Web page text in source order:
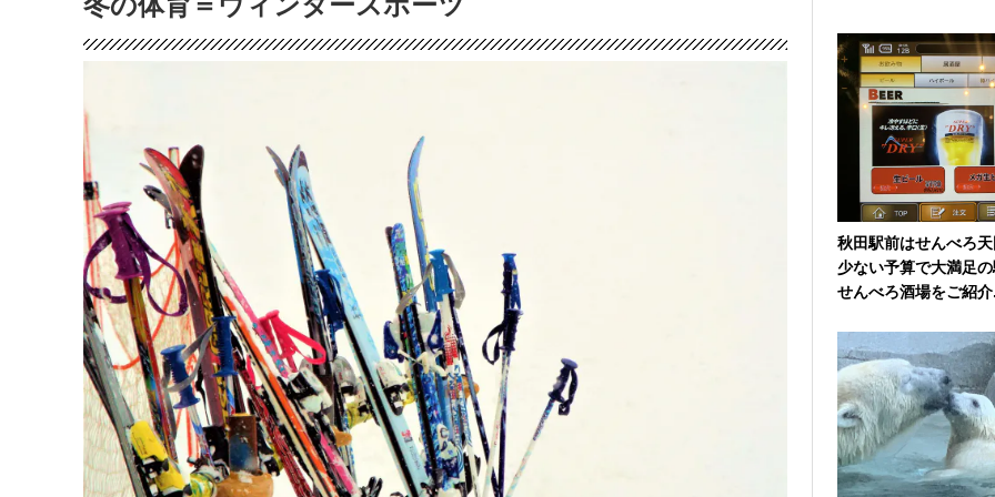
秋田駅前はせんべろ
少ない予算で大満足
せんべろ酒場をご紹